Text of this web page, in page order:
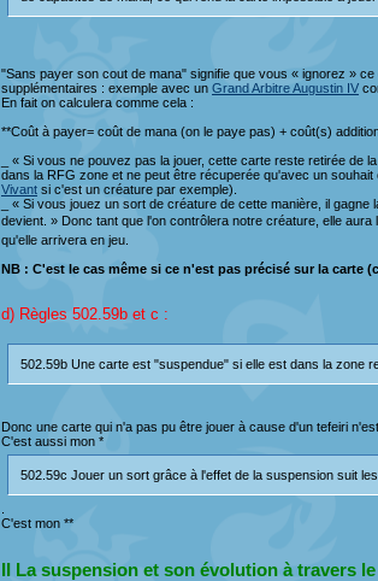
"Sans payer son cout de mana" signifie que vous « ignorez »
supplémentaires : exemple avec un Grand Arbitre Augustin IV
En fait on calculera comme cela :
**Coût à payer= coût de mana (on le paye pas) + coût(s)
_ « Si vous ne pouvez pas la jouer, cette carte reste retirée de
dans la RFG zone et ne peut être récuperée qu'avec un
Vivant si c'est un créature par exemple).
_ « Si vous jouez un sort de créature de cette manière, il
devient. » Donc tant que l'on contrôlera notre créature, elle
qu'elle arrivera en jeu.
NB : C'est le cas même si ce n'est pas précisé sur la carte
d) Règles 502.59b et c :
502.59b Une carte est "suspendue" si elle est dans la zone
Donc une carte qui n'a pas pu être jouer à cause d'un tefeiri
C'est aussi mon *
502.59c Jouer un sort grâce à l'effet de la suspension suit
C'est mon **
II La suspension et son évolution à travers